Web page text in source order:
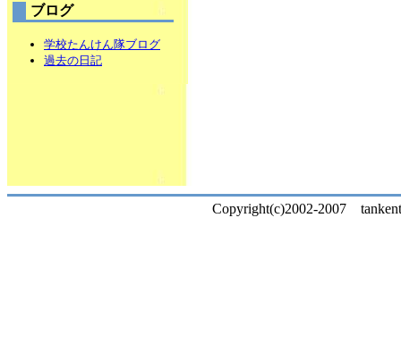
ブログ
学校たんけん隊ブログ
過去の日記
Copyright(c)2002-2007